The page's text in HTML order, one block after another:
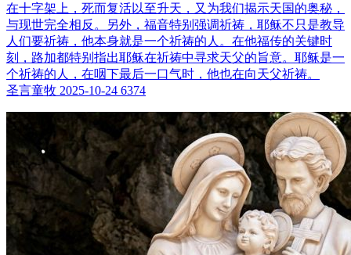
在十字架上，死而复活以至升天，又为我们揭示天国的奥秘，
与现世完全相反。另外，福音特别强调祈祷，耶稣不只是教导
人们要祈祷，他本身就是一个祈祷的人。在他福传的关键时
刻，路加都特别指出耶稣在祈祷中寻求天父的旨意。耶稣是一
个祈祷的人，在咽下最后一口气时，他也在向天父祈祷。
圣言童牧 2025-10-24 6374